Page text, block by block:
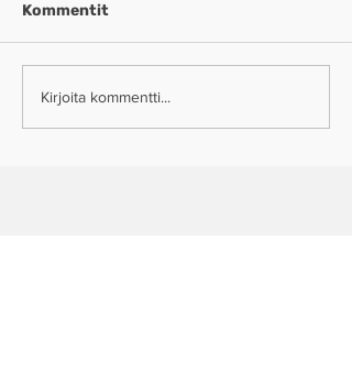
Kommentit
Kirjoita kommentti...